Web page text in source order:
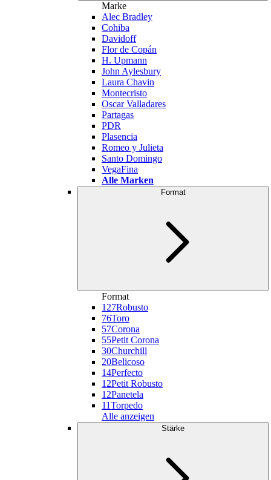
Marke
Alec Bradley
Cohiba
Davidoff
Flor de Copán
H. Upmann
John Aylesbury
Laura Chavin
Montecristo
Oscar Valladares
Partagas
PDR
Plasencia
Romeo y Julieta
Santo Domingo
VegaFina
Alle Marken
Format
Format
127Robusto
76Toro
57Corona
55Petit Corona
30Churchill
20Belicoso
14Perfecto
12Petit Robusto
12Panetela
11Torpedo
Alle anzeigen
Stärke